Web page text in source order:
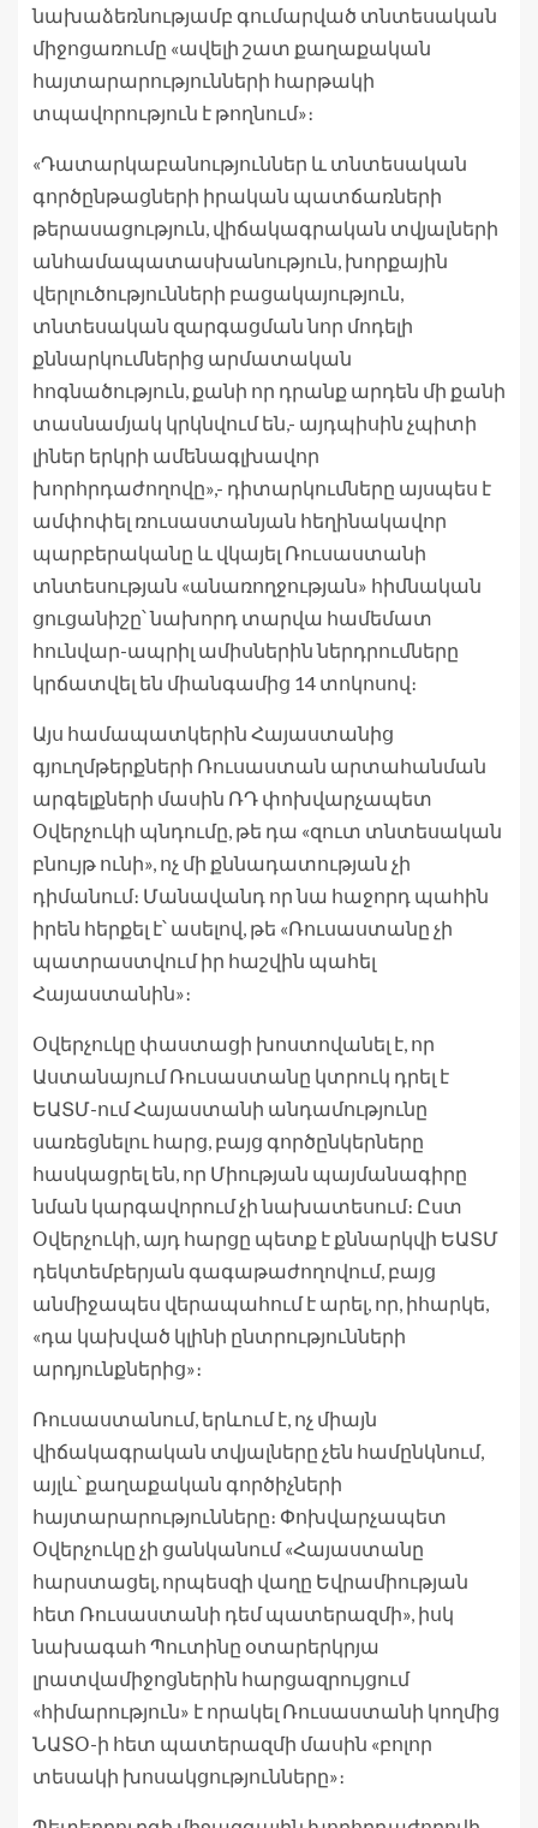
նախաձեռնությամբ գումարված տնտեսական
միջոցառումը «ավելի շատ քաղաքական
հայտարարությունների հարթակի
տպավորություն է թողնում»։
«Դատարկաբանություններ և տնտեսական
գործընթացների իրական պատճառների
թերասացություն, վիճակագրական տվյալների
անհամապատասխանություն, խորքային
վերլուծությունների բացակայություն,
տնտեսական զարգացման նոր մոդելի
քննարկումներից արմատական
հոգնածություն, քանի որ դրանք արդեն մի քանի
տասնամյակ կրկնվում են,- այդպիսին չպիտի
լիներ երկրի ամենագլխավոր
խորհրդաժողովը»,- դիտարկումները այսպես է
ամփոփել ռուսաստանյան հեղինակավոր
պարբերականը և վկայել Ռուսաստանի
տնտեսության «անառողջության» հիմնական
ցուցանիշը՝ նախորդ տարվա համեմատ
հունվար-ապրիլ ամիսներին ներդրումները
կրճատվել են միանգամից 14 տոկոսով։
Այս համապատկերին Հայաստանից
գյուղմթերքների Ռուսաստան արտահանման
արգելքների մասին ՌԴ փոխվարչապետ
Օվերչուկի պնդումը, թե դա «զուտ տնտեսական
բնույթ ունի», ոչ մի քննադատության չի
դիմանում։ Մանավանդ որ նա հաջորդ պահին
իրեն հերքել է՝ ասելով, թե «Ռուսաստանը չի
պատրաստվում իր հաշվին պահել
Հայաստանին»։
Օվերչուկը փաստացի խոստովանել է, որ
Աստանայում Ռուսաստանը կտրուկ դրել է
ԵԱՏՄ-ում Հայաստանի անդամությունը
սառեցնելու հարց, բայց գործընկերները
հասկացրել են, որ Միության պայմանագիրը
նման կարգավորում չի նախատեսում։ Ըստ
Օվերչուկի, այդ հարցը պետք է քննարկվի ԵԱՏՄ
դեկտեմբերյան գագաթաժողովում, բայց
անմիջապես վերապահում է արել, որ, իհարկե,
«դա կախված կլինի ընտրությունների
արդյունքներից»։
Ռուսաստանում, երևում է, ոչ միայն
վիճակագրական տվյալները չեն համընկնում,
այլև՝ քաղաքական գործիչների
հայտարարությունները։ Փոխվարչապետ
Օվերչուկը չի ցանկանում «Հայաստանը
հարստացել, որպեսզի վաղը Եվրամիության
հետ Ռուսաստանի դեմ պատերազմի», իսկ
նախագահ Պուտինը օտարերկրյա
լրատվամիջոցներին հարցազրույցում
«հիմարություն» է որակել Ռուսաստանի կողմից
ՆԱՏՕ-ի հետ պատերազմի մասին «բոլոր
տեսակի խոսակցությունները»։